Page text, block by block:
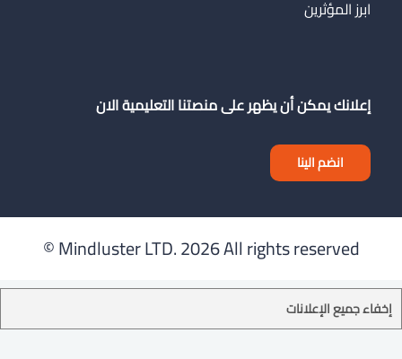
ابرز المؤثرين
إعلانك يمكن أن يظهر على منصتنا التعليمية الان
انضم الينا
Mindluster LTD.2026 All rights reserved ©
إخفاء جميع الإعلانات